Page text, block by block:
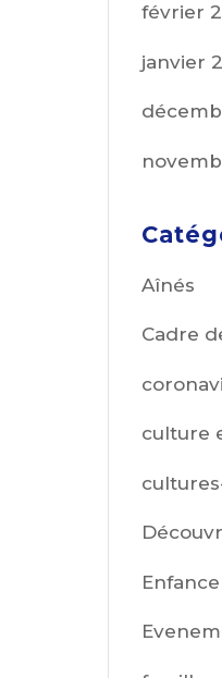
février
janvier
Aînés
Cadre
culture
Enfance